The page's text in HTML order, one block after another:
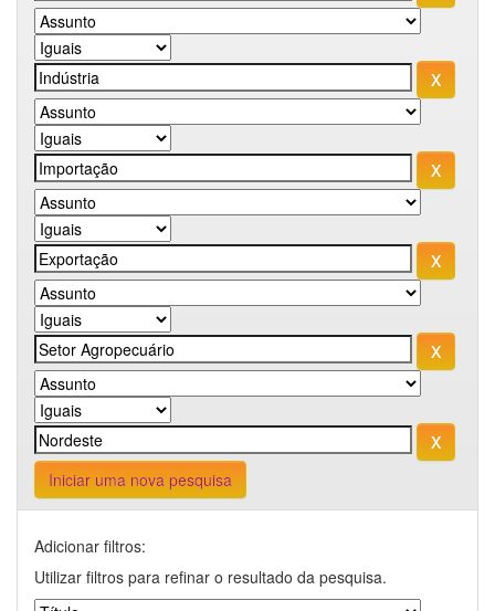
Iniciar uma nova pesquisa
Adicionar filtros:
Utilizar filtros para refinar o resultado da pesquisa.